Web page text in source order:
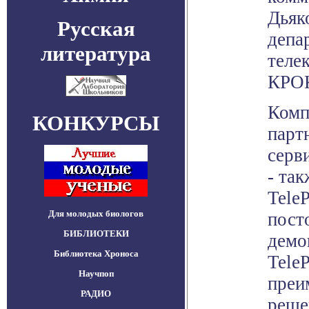
Русская
литература
КОНКУРСЫ
Для молодых биологов
БИБЛИОТЕКИ
Библиотека Хроноса
Научпоп
РАДИО
-